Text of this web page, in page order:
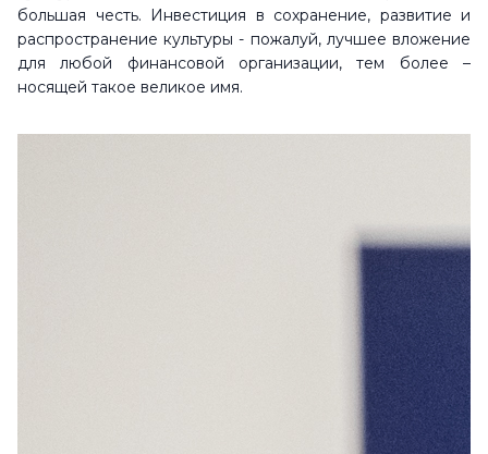
большая честь. Инвестиция в сохранение, развитие и
распространение культуры - пожалуй, лучшее вложение
для любой финансовой организации, тем более –
носящей такое великое имя.